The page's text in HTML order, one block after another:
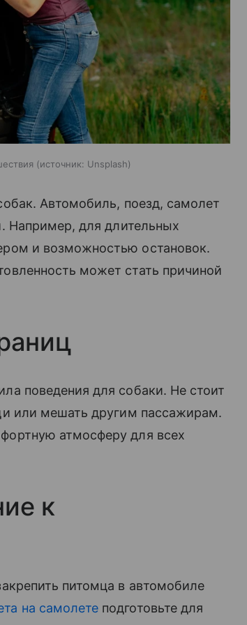
источник: Unsplash
Автомобиль, поезд, самолет
Например, для длительных
и возможностью остановок.
может стать причиной
поведения для собаки. Не стоит
или мешать другим пассажирам.
атмосферу для всех
к
питомца в автомобиле
на самолете подготовьте для